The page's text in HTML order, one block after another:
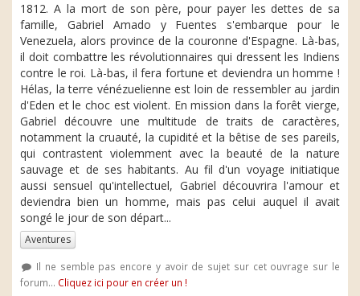
1812. A la mort de son père, pour payer les dettes de sa
famille, Gabriel Amado y Fuentes s'embarque pour le
Venezuela, alors province de la couronne d'Espagne. Là-bas,
il doit combattre les révolutionnaires qui dressent les Indiens
contre le roi. Là-bas, il fera fortune et deviendra un homme !
Hélas, la terre vénézuelienne est loin de ressembler au jardin
d'Eden et le choc est violent. En mission dans la forêt vierge,
Gabriel découvre une multitude de traits de caractères,
notamment la cruauté, la cupidité et la bêtise de ses pareils,
qui contrastent violemment avec la beauté de la nature
sauvage et de ses habitants. Au fil d'un voyage initiatique
aussi sensuel qu'intellectuel, Gabriel découvrira l'amour et
deviendra bien un homme, mais pas celui auquel il avait
songé le jour de son départ...
Aventures
Il ne semble pas encore y avoir de sujet sur cet ouvrage sur le
forum... Cliquez ici pour en créer un !